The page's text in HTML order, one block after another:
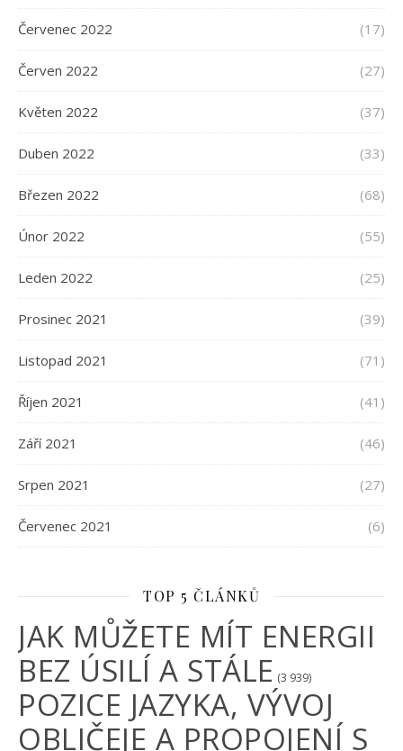
Červenec 2022 (17)
Červen 2022 (27)
Květen 2022 (37)
Duben 2022 (33)
Březen 2022 (68)
Únor 2022 (55)
Leden 2022 (25)
Prosinec 2021 (39)
Listopad 2021 (71)
Říjen 2021 (41)
Září 2021 (46)
Srpen 2021 (27)
Červenec 2021 (6)
TOP 5 ČLÁNKŮ
JAK MŮŽETE MÍT ENERGII
BEZ ÚSILÍ A STÁLE (3 939)
POZICE JAZYKA, VÝVOJ
OBLIČEJE A PROPOJENÍ S